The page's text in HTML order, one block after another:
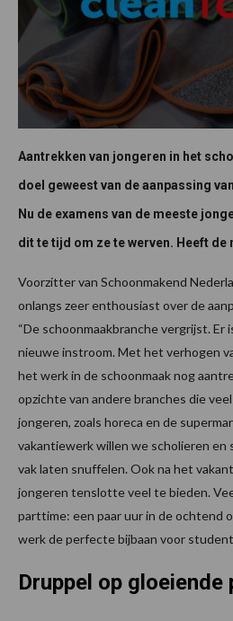
Aantrekken van jongeren in het
doel geweest van de aanpassing
Nu de examens van de meeste
dit te tijd om ze te werven. Heeft de
Voorzitter van Schoonmakend
onlangs zeer enthousiast over de
“De schoonmaakbranche vergrijst. Er
nieuwe instroom. Met het verhogen
het werk in de schoonmaak nog
opzichte van andere branches die
jongeren, zoals horeca en de
vakantiewerk willen we scholieren en
vak laten snuffelen. Ook na het
jongeren tenslotte veel te bieden.
parttime: een paar uur in de ochtend
werk de perfecte bijbaan voor
Druppel op gloeiende